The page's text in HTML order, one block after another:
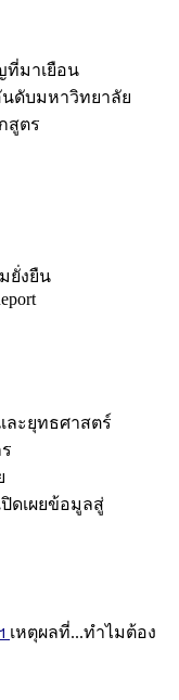
มาเยือน
นดับมหาวิทยาลัย
สูตร
ยั่งยืน
ละยุทธศาสตร์
ปิดเผยข้อมูลสู่
เหตุผลที่...ทำไมต้อง